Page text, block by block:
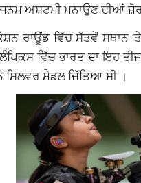
ਅਸ਼ਟਮੀ ਮਨਾਉਣ ਦੀਆਂ
ਵਿੱਚ ਸੱਤਵੇਂ ਸਥਾਨ
ਵਿੱਚ ਭਾਰਤ ਦਾ ਇਹ
ਸਿਲਵਰ ਮੈਡਲ ਜਿੱਤਿਆ ਸੀ ।